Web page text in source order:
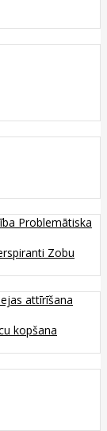
Problemātiska
Zobu
attīrīšana
kopšana